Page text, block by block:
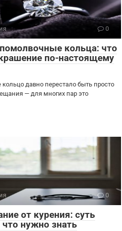
0
кольца: что
по-настоящему
давно перестало быть просто
— для многих пар это
0
от курения: суть
нужно знать